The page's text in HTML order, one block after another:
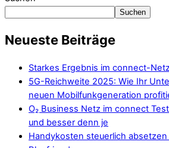
Suchen
Neueste Beiträge
Starkes Ergebnis im connect-
5G-Reichweite 2025: Wie Ihr
neuen Mobilfunkgeneration
O₂ Business Netz im connect
und besser denn je
Handykosten steuerlich absetzen